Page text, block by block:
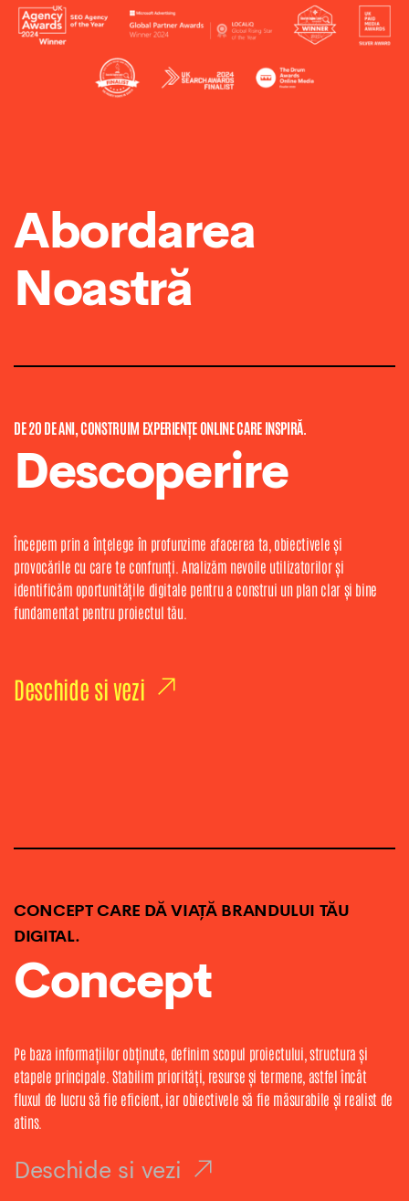
Abordarea
Noastră
DE 20 DE ANI, CONSTRUIM EXPERIENȚE ONLINE CARE INSPIRĂ.
Descoperire
Începem prin a înțelege în profunzime afacerea ta, obiectivele și
provocările cu care te confrunți. Analizăm nevoile utilizatorilor și
identificăm oportunitățile digitale pentru a construi un plan clar și bine
fundamentat pentru proiectul tău.
Deschide si vezi
CONCEPT CARE DĂ VIAȚĂ BRANDULUI TĂU
DIGITAL.
Concept
Pe baza informațiilor obținute, definim scopul proiectului, structura și
etapele principale. Stabilim priorități, resurse și termene, astfel încât
fluxul de lucru să fie eficient, iar obiectivele să fie măsurabile și realist de
atins.
Deschide si vezi